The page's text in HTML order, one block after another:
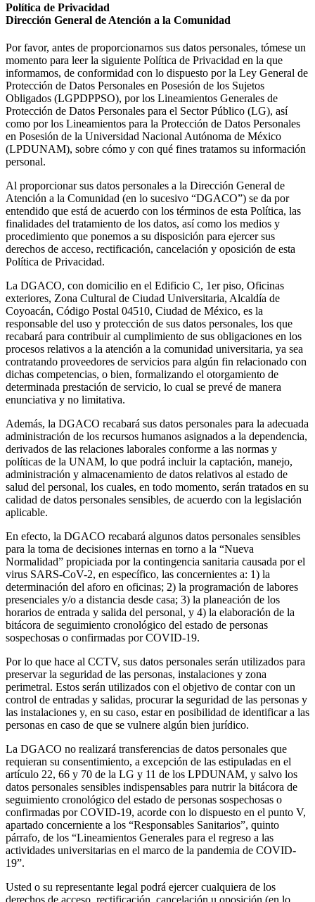
Política de Privacidad
Dirección General de Atención a la Comunidad
Por favor, antes de proporcionarnos sus datos personales, tómese un
momento para leer la siguiente Política de Privacidad en la que
informamos, de conformidad con lo dispuesto por la Ley General de
Protección de Datos Personales en Posesión de los Sujetos
Obligados (LGPDPPSO), por los Lineamientos Generales de
Protección de Datos Personales para el Sector Público (LG), así
como por los Lineamientos para la Protección de Datos Personales
en Posesión de la Universidad Nacional Autónoma de México
(LPDUNAM), sobre cómo y con qué fines tratamos su información
personal.
Al proporcionar sus datos personales a la Dirección General de
Atención a la Comunidad (en lo sucesivo “DGACO”) se da por
entendido que está de acuerdo con los términos de esta Política, las
finalidades del tratamiento de los datos, así como los medios y
procedimiento que ponemos a su disposición para ejercer sus
derechos de acceso, rectificación, cancelación y oposición de esta
Política de Privacidad.
La DGACO, con domicilio en el Edificio C, 1er piso, Oficinas
exteriores, Zona Cultural de Ciudad Universitaria, Alcaldía de
Coyoacán, Código Postal 04510, Ciudad de México, es la
responsable del uso y protección de sus datos personales, los que
recabará para contribuir al cumplimiento de sus obligaciones en los
procesos relativos a la atención a la comunidad universitaria, ya sea
contratando proveedores de servicios para algún fin relacionado con
dichas competencias, o bien, formalizando el otorgamiento de
determinada prestación de servicio, lo cual se prevé de manera
enunciativa y no limitativa.
Además, la DGACO recabará sus datos personales para la adecuada
administración de los recursos humanos asignados a la dependencia,
derivados de las relaciones laborales conforme a las normas y
políticas de la UNAM, lo que podrá incluir la captación, manejo,
administración y almacenamiento de datos relativos al estado de
salud del personal, los cuales, en todo momento, serán tratados en su
calidad de datos personales sensibles, de acuerdo con la legislación
aplicable.
En efecto, la DGACO recabará algunos datos personales sensibles
para la toma de decisiones internas en torno a la “Nueva
Normalidad” propiciada por la contingencia sanitaria causada por el
virus SARS-CoV-2, en específico, las concernientes a: 1) la
determinación del aforo en oficinas; 2) la programación de labores
presenciales y/o a distancia desde casa; 3) la planeación de los
horarios de entrada y salida del personal, y 4) la elaboración de la
bitácora de seguimiento cronológico del estado de personas
sospechosas o confirmadas por COVID-19.
Por lo que hace al CCTV, sus datos personales serán utilizados para
preservar la seguridad de las personas, instalaciones y zona
perimetral. Estos serán utilizados con el objetivo de contar con un
control de entradas y salidas, procurar la seguridad de las personas y
las instalaciones y, en su caso, estar en posibilidad de identificar a las
personas en caso de que se vulnere algún bien jurídico.
La DGACO no realizará transferencias de datos personales que
requieran su consentimiento, a excepción de las estipuladas en el
artículo 22, 66 y 70 de la LG y 11 de los LPDUNAM, y salvo los
datos personales sensibles indispensables para nutrir la bitácora de
seguimiento cronológico del estado de personas sospechosas o
confirmadas por COVID-19, acorde con lo dispuesto en el punto V,
apartado concerniente a los “Responsables Sanitarios”, quinto
párrafo, de los “Lineamientos Generales para el regreso a las
actividades universitarias en el marco de la pandemia de COVID-
19”.
Usted o su representante legal podrá ejercer cualquiera de los